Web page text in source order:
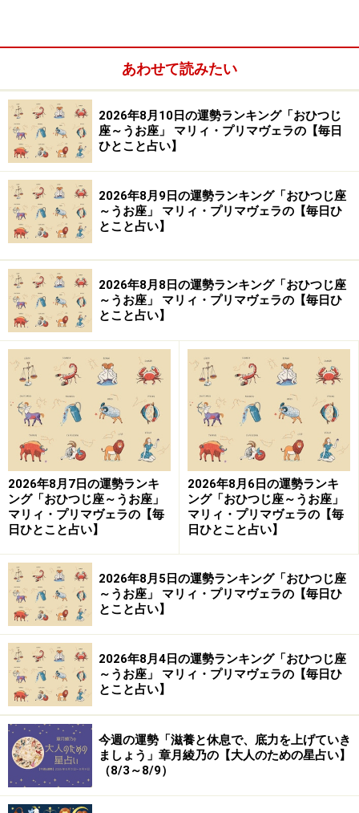
「てんびん座」の今日の運勢
忙しさでピリピリしそう。周囲に当たらないよう気を付
けて。
＞星が教えてくれる☆あなたが幸せになるために必要な
10位：さそり座／蠍座（10月24日～11月22
日生まれ）
「さそり座」の今日の運勢
清潔感で周囲から好かれる運。爽やかな笑顔をキープ！
＞星が教えてくれる☆あなたが幸せになるために必要な
もの
9位：かに座／蟹座（6月22日～7月22日生
まれ）
「かに座」の今日の運勢
ネガティブになりがち。物事のいい面に目を向ける努力
を。
＞星が教えてくれる☆あなたが幸せになるために必要な
もの
あわせて読みたい
2026年8月10日の運勢ランキング「おひつじ
座～うお座」 マリィ・プリマヴェラの【毎日
ひとこと占い】
2026年8月9日の運勢ランキング「おひつじ座
～うお座」 マリィ・プリマヴェラの【毎日ひ
とこと占い】
2026年8月8日の運勢ランキング「おひつじ座
～うお座」 マリィ・プリマヴェラの【毎日ひ
とこと占い】
2026年8月7日の運勢ランキ
ング「おひつじ座～うお座」
マリィ・プリマヴェラの【毎
日ひとこと占い】
2026年8月6日の運勢ランキ
ング「おひつじ座～うお座」
マリィ・プリマヴェラの【毎
日ひとこと占い】
2026年8月5日の運勢ランキング「おひつじ座
～うお座」 マリィ・プリマヴェラの【毎日ひ
とこと占い】
2026年8月4日の運勢ランキング「おひつじ座
～うお座」 マリィ・プリマヴェラの【毎日ひ
とこと占い】
今週の運勢「滋養と休息で、底力を上げていき
ましょう」章月綾乃の【大人のための星占い】
（8/3～8/9）